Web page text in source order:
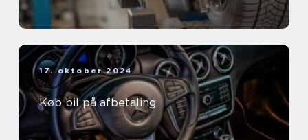
17. oktober 2024
Køb bil på afbetaling